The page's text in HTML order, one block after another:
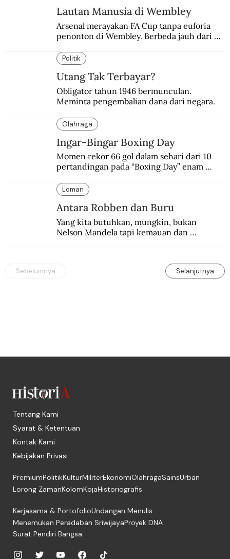
Lautan Manusia di Wembley
Arsenal merayakan FA Cup tanpa euforia
penonton di Wembley. Berbeda jauh dari
silam.
Politik
Utang Tak Terbayar?
Obligator tahun 1946 bermunculan.
Meminta pengembalian dana dari negara.
Olahraga
Ingar-Bingar Boxing Day
Momen rekor 66 gol dalam sehari dari 10
pertandingan pada “Boxing Day” enam
Manchester United 6-1.
Loman
Antara Robben dan Buru
Yang kita butuhkan, mungkin, bukan
Nelson Mandela tapi kemauan dan
Sebelumnya Selanjutnya
Tentang Kami
Syarat & Ketentuan
Kontak Kami
Kebijakan Privasi
PremiumPolitikKulturMiliterEkonomiOlahragaSainsUrban
Lorong ZamanKolomKojaHistoriografis
Kerjasama & PortofolioUndangan Menulis
Menemukan Peradaban SriwijayaProyek DNA
Surat Pendiri Bangsa